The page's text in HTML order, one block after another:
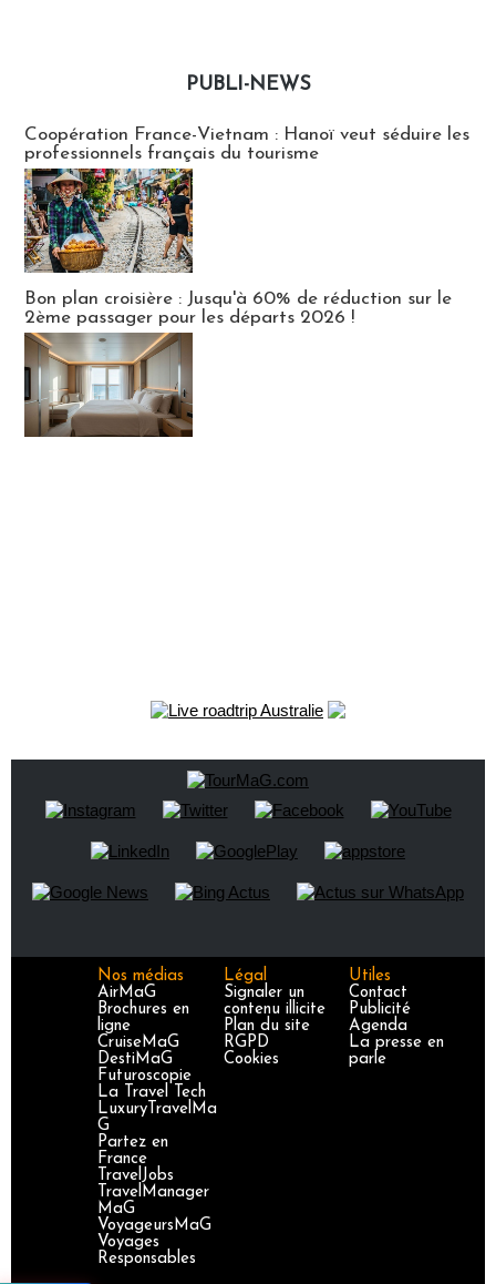
PUBLI-NEWS
Coopération France-Vietnam : Hanoï veut séduire les
professionnels français du tourisme
Bon plan croisière : Jusqu'à 60% de réduction sur le
2ème passager pour les départs 2026 !
Nos médias
AirMaG
Brochures en
ligne
CruiseMaG
DestiMaG
Futuroscopie
La Travel Tech
LuxuryTravelMa
G
Partez en
France
TravelJobs
TravelManager
MaG
VoyageursMaG
Voyages
Responsables
Légal
Signaler un
contenu illicite
Plan du site
RGPD
Cookies
Utiles
Contact
Publicité
Agenda
La presse en
parle